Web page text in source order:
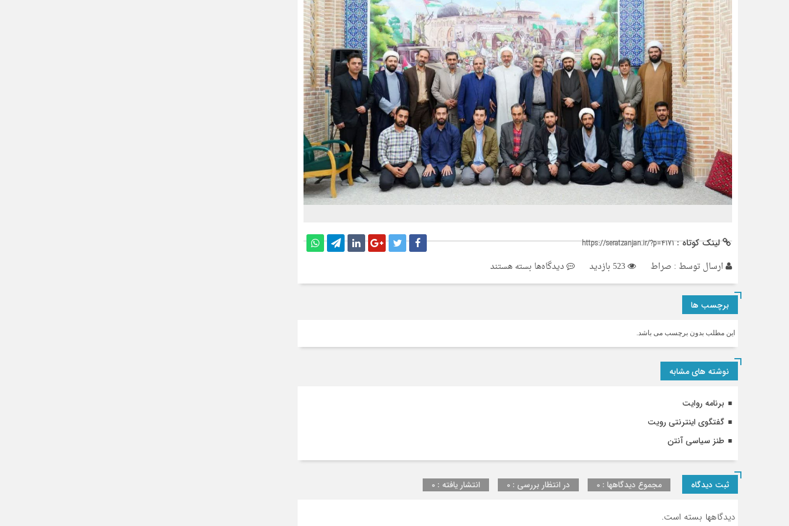
لینک کوتاه :https://seratzanjan.ir/?p=4171
ارسال توسط : صراط دیدگاه‌ها برای
حسینیه
بسته هستند
برچسب ها
این مطلب بدون برچسب می باشد.
نوشته های مشابه
برنامه روایت
گفتگوی اینترنتی رویت
طنز سیاسی آنتن
ثبت دیدگاه مجموع دیدگاهها : 0 در انتظار بررسی : 0 انتشار یافته : 0
دیدگاهها بسته است.